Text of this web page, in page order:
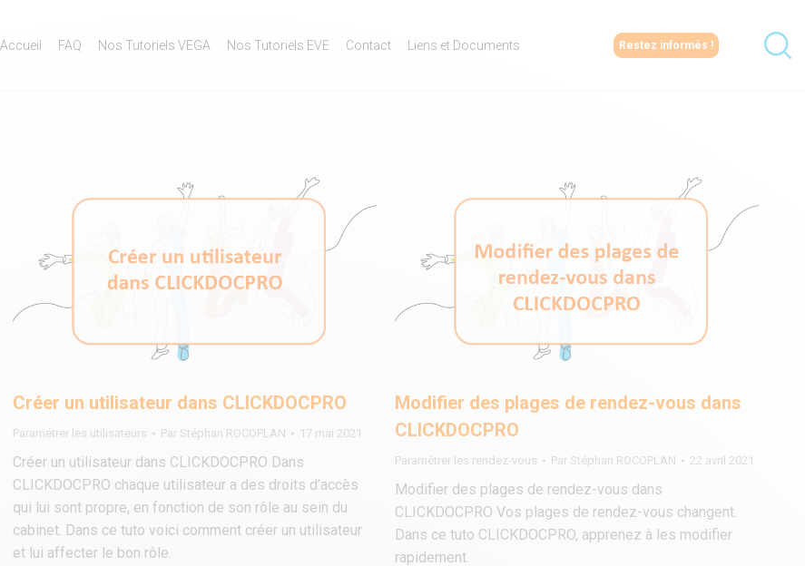
Accueil FAQ Nos Tutoriels VEGA Nos Tutoriels EVE Contact Liens et Documents Restez informés !
Créer un utilisateur dans CLICKDOCPRO
Paramétrer les utilisateurs Par Stéphan ROCOPLAN 17 mai 2021
Créer un utilisateur dans CLICKDOCPRO Dans
CLICKDOCPRO chaque utilisateur a des droits d’accès
qui lui sont propre, en fonction de son rôle au sein du
cabinet. Dans ce tuto voici comment créer un utilisateur
et lui affecter le bon rôle.
Modifier des plages de rendez-vous dans
CLICKDOCPRO
Paramétrer les rendez-vous Par Stéphan ROCOPLAN 22 avril 2021
Modifier des plages de rendez-vous dans
CLICKDOCPRO Vos plages de rendez-vous changent.
Dans ce tuto CLICKDOCPRO, apprenez à les modifier
rapidement.